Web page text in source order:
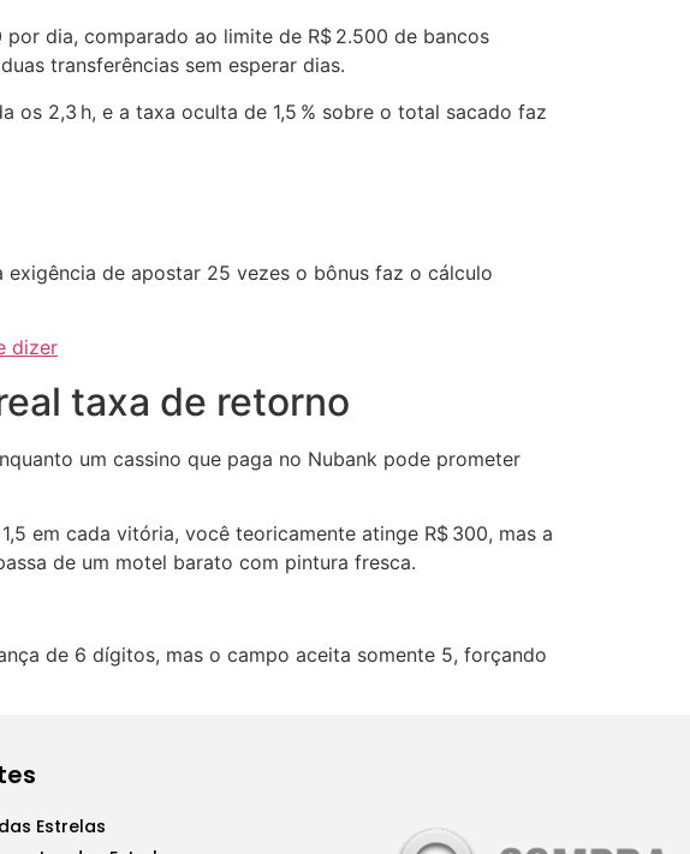
dia, comparado ao limite de R$ 2.500 de bancos
transferências sem esperar dias.
os 2,3 h, e a taxa oculta de 1,5 % sobre o total sacado faz
de apostar 25 vezes o bônus faz o cálculo
dizer
taxa de retorno
um cassino que paga no Nubank pode prometer
em cada vitória, você teoricamente atinge R$ 300, mas a
de um motel barato com pintura fresca.
de 6 dígitos, mas o campo aceita somente 5, forçando
Estrelas